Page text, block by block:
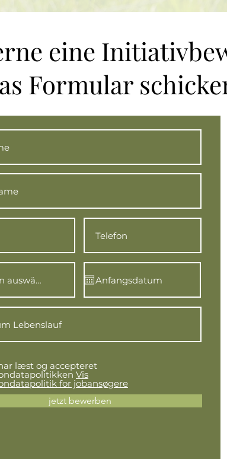
eine
Formular
læst og accepteret
Vis
for jobansøgere
jetzt bewerben